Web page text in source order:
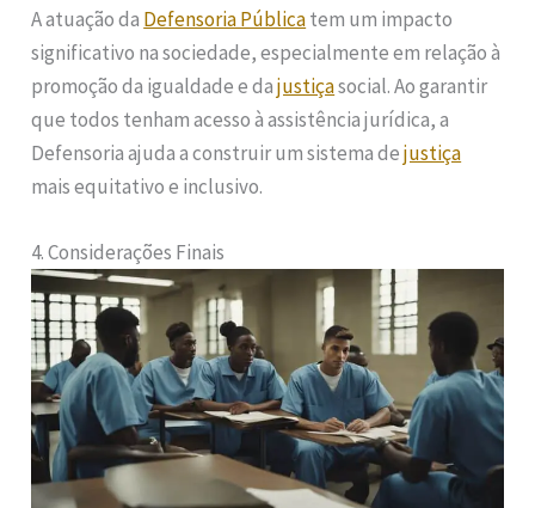
A atuação da Defensoria Públicatem um impacto
significativo na sociedade, especialmente em relação à
promoção da igualdade e dajustiçasocial. Ao garantir
que todos tenham acesso à assistência jurídica, a
Defensoria ajuda a construir um sistema dejustiça
mais equitativo e inclusivo.
4. Considerações Finais